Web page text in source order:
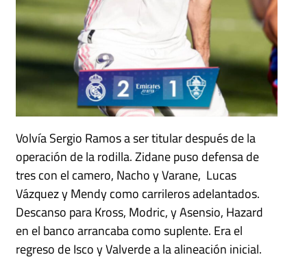
Volvía Sergio Ramos a ser titular después de la
operación de la rodilla. Zidane puso defensa de
tres con el camero, Nacho y Varane, Lucas
Vázquez y Mendy como carrileros adelantados.
Descanso para Kross, Modric, y Asensio, Hazard
en el banco arrancaba como suplente. Era el
regreso de Isco y Valverde a la alineación inicial.